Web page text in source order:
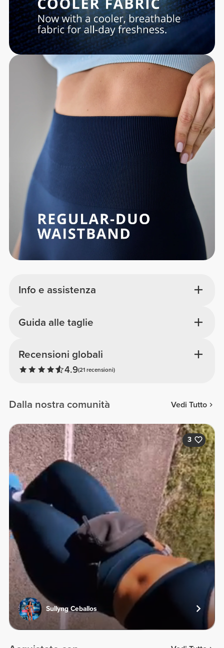
Info e assistenza
Recensioni globali
4.9(21 recensioni)
Guida alle taglie
Dalla nostra comunità Vedi Tutto
3
Sullyng Ceballos